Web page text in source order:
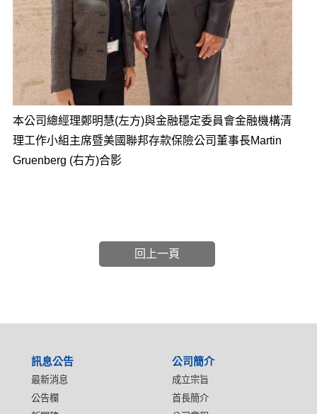
本公司總經理鄭明慧(左方)與金融穩定委員會金融機構清
理工作小組主席暨美國聯邦存款保險公司董事長Martin
Gruenberg (右方)合影
回上一頁
訊息公告
最新消息
公告欄
公司簡介
成立宗旨
首長簡介